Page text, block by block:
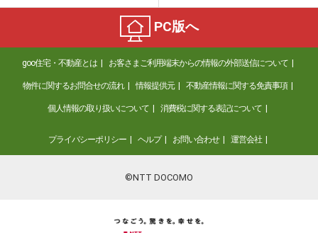
PC版へ
goo住宅・不動産とは お客さまご利用端末からの情報の外部送信について
物件に関するお問合せの流れ 情報提供元 不動産情報に関する免責事項
個人情報の取り扱いについて 消費税に関する表記について
プライバシーポリシー ヘルプ お問い合わせ 運営会社
©NTT DOCOMO